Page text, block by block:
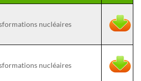
nucléaires
nucléaires